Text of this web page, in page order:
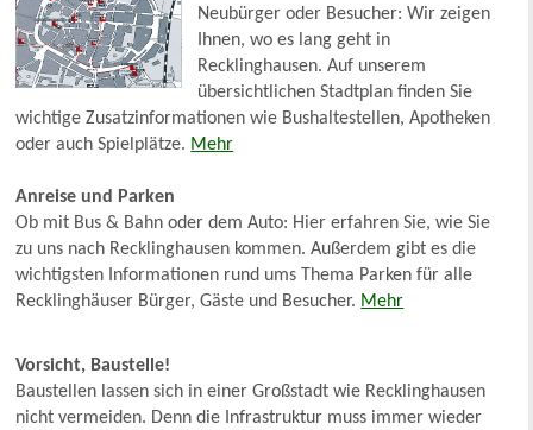
Neubürger oder Besucher: Wir zeigen
Ihnen, wo es lang geht in
Recklinghausen. Auf unserem
übersichtlichen Stadtplan finden Sie
wichtige Zusatzinformationen wie Bushaltestellen, Apotheken
oder auch Spielplätze. Mehr
Anreise und Parken
Ob mit Bus & Bahn oder dem Auto: Hier erfahren Sie, wie Sie
zu uns nach Recklinghausen kommen. Außerdem gibt es die
wichtigsten Informationen rund ums Thema Parken für alle
Recklinghäuser Bürger, Gäste und Besucher. Mehr
Vorsicht, Baustelle!
Baustellen lassen sich in einer Großstadt wie Recklinghausen
nicht vermeiden. Denn die Infrastruktur muss immer wieder